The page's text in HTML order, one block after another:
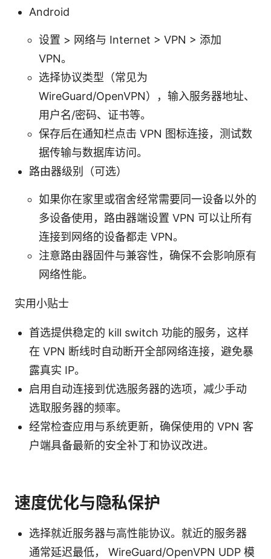
Android
设置 > 网络与 Internet > VPN > 添加
VPN。
选择协议类型（常见为
WireGuard/OpenVPN），输入服务器地址、
用户名/密码、证书等。
保存后在通知栏点击 VPN 图标连接，测试数
据传输与数据库访问。
路由器级别（可选）
如果你在家里或宿舍经常需要同一设备以外的
多设备使用，路由器端设置 VPN 可以让所有
连接到网络的设备都走 VPN。
注意路由器固件与兼容性，确保不会影响原有
网络性能。
实用小贴士
首选提供稳定的 kill switch 功能的服务，这样
在 VPN 断线时自动断开全部网络连接，避免暴
露真实 IP。
启用自动连接到优选服务器的选项，减少手动
选取服务器的频率。
经常检查应用与系统更新，确保使用的 VPN 客
户端具备最新的安全补丁和协议改进。
速度优化与隐私保护
选择就近服务器与高性能协议。就近的服务器
通常延迟最低， WireGuard/OpenVPN UDP 模